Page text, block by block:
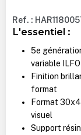
Ref. :
L'essentiel :
5e
variable
Finition
format
Format
visuel
Support